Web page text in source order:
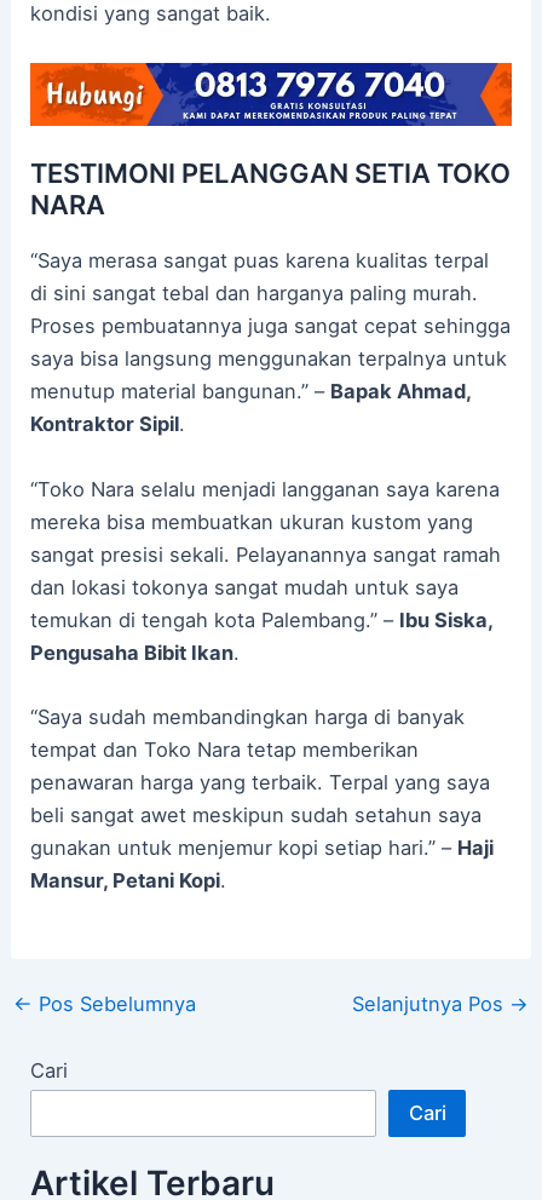
kondisi yang sangat baik.
TESTIMONI PELANGGAN SETIA TOKO
NARA
“Saya merasa sangat puas karena kualitas terpal
di sini sangat tebal dan harganya paling murah.
Proses pembuatannya juga sangat cepat sehingga
saya bisa langsung menggunakan terpalnya untuk
menutup material bangunan.” – Bapak Ahmad,
Kontraktor Sipil.
“Toko Nara selalu menjadi langganan saya karena
mereka bisa membuatkan ukuran kustom yang
sangat presisi sekali. Pelayanannya sangat ramah
dan lokasi tokonya sangat mudah untuk saya
temukan di tengah kota Palembang.” – Ibu Siska,
Pengusaha Bibit Ikan.
“Saya sudah membandingkan harga di banyak
tempat dan Toko Nara tetap memberikan
penawaran harga yang terbaik. Terpal yang saya
beli sangat awet meskipun sudah setahun saya
gunakan untuk menjemur kopi setiap hari.” – Haji
Mansur, Petani Kopi.
← Pos Sebelumnya Selanjutnya Pos →
Cari
Cari
Artikel Terbaru